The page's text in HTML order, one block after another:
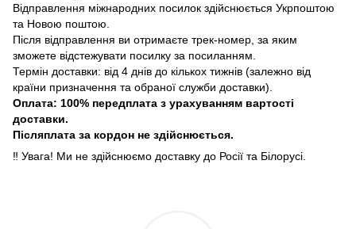
Відправлення міжнародних посилок здійснюється Укрпоштою
та Новою поштою.
Після відправлення ви отримаєте трек-номер, за яким
зможете відстежувати посилку за посиланням.
Термін доставки: від 4 днів до кількох тижнів (залежно від
країни призначення та обраної служби доставки).
Оплата: 100% передплата з урахуванням вартості
доставки.
Післяплата за кордон не здійснюється.
‼️ Увага! Ми не здійснюємо доставку до Росії та Білорусі.